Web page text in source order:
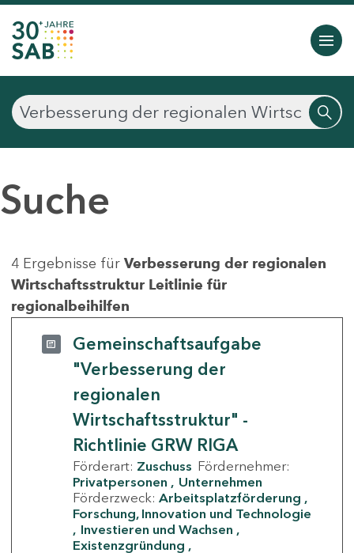
Suche
4 Ergebnisse für Verbesserung der regionalen
Wirtschaftsstruktur Leitlinie für
regionalbeihilfen
Gemeinschaftsaufgabe
"Verbesserung der
regionalen
Wirtschaftsstruktur" -
Richtlinie GRW RIGA
Förderart: Zuschuss Fördernehmer:
Privatpersonen
Unternehmen
Förderzweck: Arbeitsplatzförderung
Forschung, Innovation und Technologie
Investieren und Wachsen
Existenzgründung